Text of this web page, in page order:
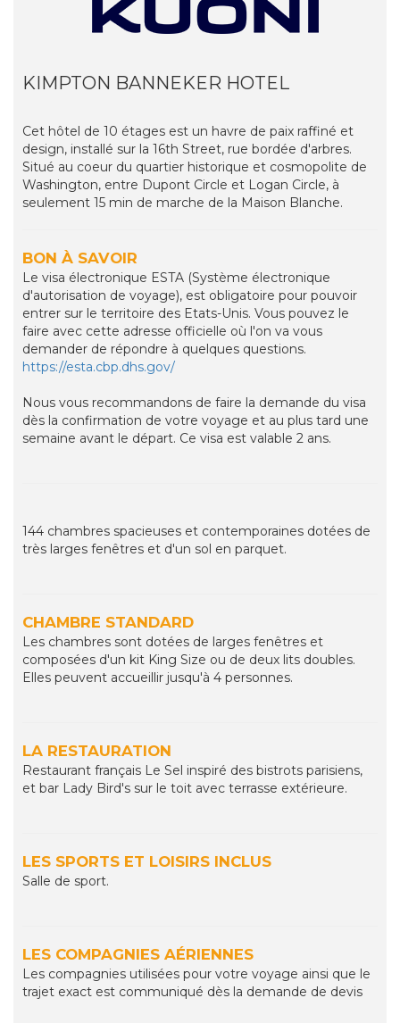
KIMPTON BANNEKER HOTEL
Cet hôtel de 10 étages est un havre de paix raffiné et
design, installé sur la 16th Street, rue bordée d'arbres.
Situé au coeur du quartier historique et cosmopolite de
Washington, entre Dupont Circle et Logan Circle, à
seulement 15 min de marche de la Maison Blanche.
BON À SAVOIR
Le visa électronique ESTA (Système électronique
d'autorisation de voyage), est obligatoire pour pouvoir
entrer sur le territoire des Etats-Unis. Vous pouvez le
faire avec cette adresse officielle où l'on va vous
demander de répondre à quelques questions.
https://esta.cbp.dhs.gov/
Nous vous recommandons de faire la demande du visa
dès la confirmation de votre voyage et au plus tard une
semaine avant le départ. Ce visa est valable 2 ans.
144 chambres spacieuses et contemporaines dotées de
très larges fenêtres et d'un sol en parquet.
CHAMBRE STANDARD
Les chambres sont dotées de larges fenêtres et
composées d'un kit King Size ou de deux lits doubles.
Elles peuvent accueillir jusqu'à 4 personnes.
LA RESTAURATION
Restaurant français Le Sel inspiré des bistrots parisiens,
et bar Lady Bird's sur le toit avec terrasse extérieure.
LES SPORTS ET LOISIRS INCLUS
Salle de sport.
LES COMPAGNIES AÉRIENNES
Les compagnies utilisées pour votre voyage ainsi que le
trajet exact est communiqué dès la demande de devis